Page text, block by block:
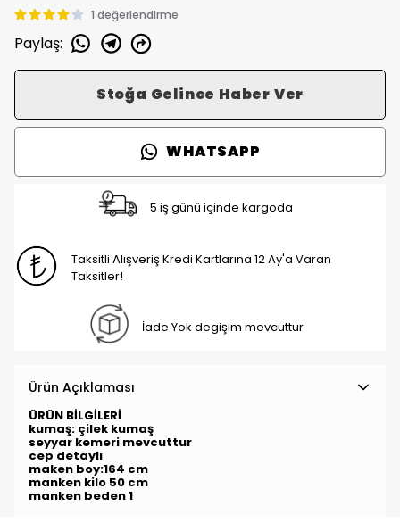
1 değerlendirme
Paylaş:
Stoğa Gelince Haber Ver
WHATSAPP
5 iş günü içinde kargoda
Taksitli Alışveriş Kredi Kartlarına 12 Ay'a Varan
Taksitler!
İade Yok degişim mevcuttur
Ürün Açıklaması
ÜRÜN BİLGİLERİ
kumaş: çilek kumaş
seyyar kemeri mevcuttur
cep detaylı
maken boy:164 cm
manken kilo 50 cm
manken beden 1